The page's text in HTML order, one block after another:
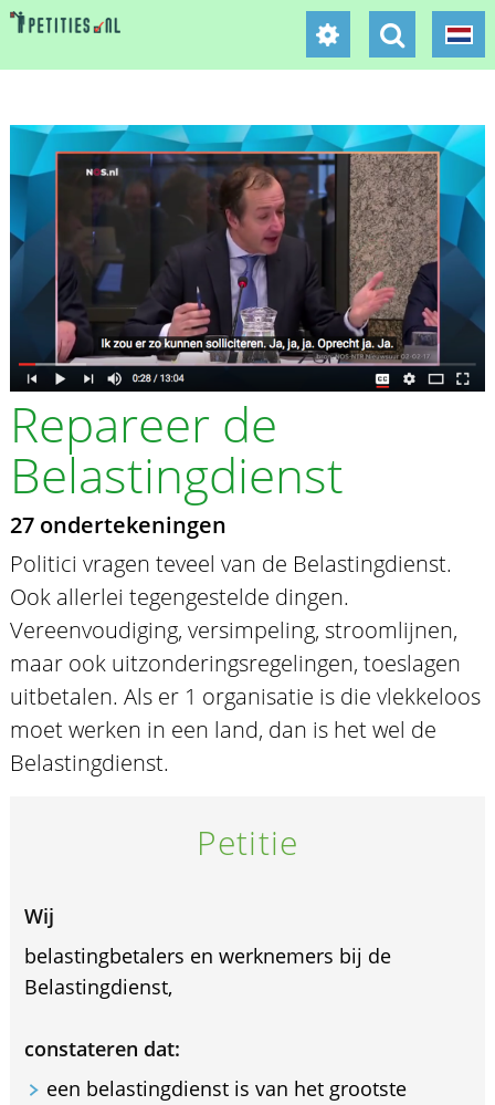
Repareer de
Belastingdienst
27 ondertekeningen
Politici vragen teveel van de Belastingdienst.
Ook allerlei tegengestelde dingen.
Vereenvoudiging, versimpeling, stroomlijnen,
maar ook uitzonderingsregelingen, toeslagen
uitbetalen. Als er 1 organisatie is die vlekkeloos
moet werken in een land, dan is het wel de
Belastingdienst.
Petitie
Wij
belastingbetalers en werknemers bij de
Belastingdienst,
constateren dat:
een belastingdienst is van het grootste